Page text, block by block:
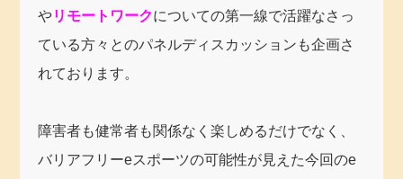
やリモートワークについての第一線で活躍なさっ
ている方々とのパネルディスカッションも企画さ
れております。
障害者も健常者も関係なく楽しめるだけでなく、
バリアフリーeスポーツの可能性が見えた今回のe